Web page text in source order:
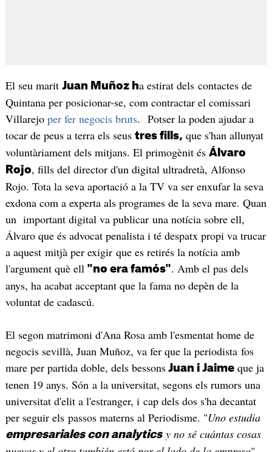
El seu marit Juan Muñoz ha estirat dels contactes de
Quintana per posicionar-se, com contractar el comissari
Villarejo per fer negocis bruts. Potser la poden ajudar a
tocar de peus a terra els seus tres fills, que s'han allunyat
voluntàriament dels mitjans. El primogènit és Álvaro
Rojo, fills del director d'un digital ultradretà, Alfonso
Rojo. Tota la seva aportació a la TV va ser enxufar la seva
exdona com a experta als programes de la seva mare. Quan
un important digital va publicar una notícia sobre ell,
Álvaro que és advocat penalista i té despatx propi va trucar
a aquest mitjà per exigir que es retirés la notícia amb
l'argument què ell "no era famós". Amb el pas dels
anys, ha acabat acceptant que la fama no depèn de la
voluntat de cadascú.
El segon matrimoni d'Ana Rosa amb l'esmentat home de
negocis sevillà, Juan Muñoz, va fer que la periodista fos
mare per partida doble, dels bessonsJuan i Jaimeque ja
tenen 19 anys. Són a la universitat, segons els rumors una
universitat d'elit a l'estranger, i cap dels dos s'ha decantat
per seguir els passos materns al Periodisme. "Uno estudia
empresariales con analyticsy no sé cuántas cosas